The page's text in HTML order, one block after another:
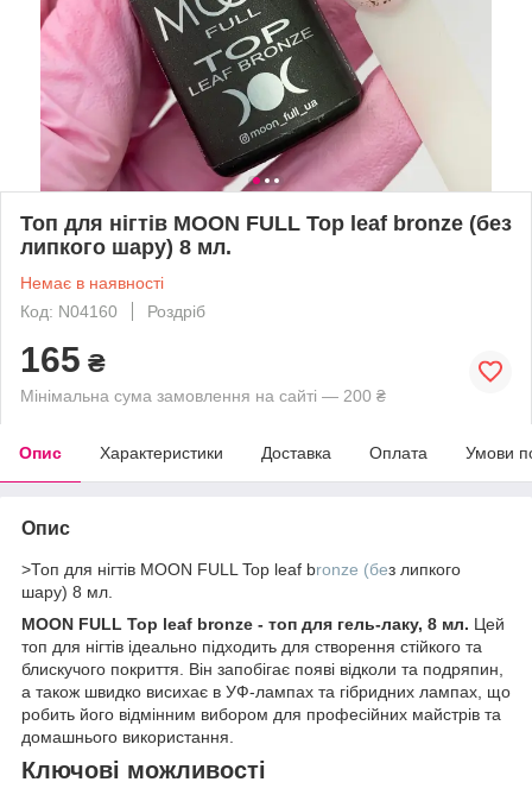
Топ для нігтів MOON FULL Top leaf bronze (без
липкого шару) 8 мл.
Немає в наявності
Код: N04160
Роздріб
165 ₴
Мінімальна сума замовлення на сайті — 200 ₴
Опис Характеристики Доставка Оплата Умови
Опис
>Топ для нігтів MOON FULL Top leaf bronze (без липкого
шару) 8 мл.
MOON FULL Top leaf bronze - топ для гель-лаку, 8 мл. Цей
топ для нігтів ідеально підходить для створення стійкого та
блискучого покриття. Він запобігає появі відколи та подряпин,
а також швидко висихає в УФ-лампах та гібридних лампах, що
робить його відмінним вибором для професійних майстрів та
домашнього використання.
Ключові можливості